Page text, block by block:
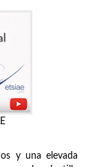
y una elevada